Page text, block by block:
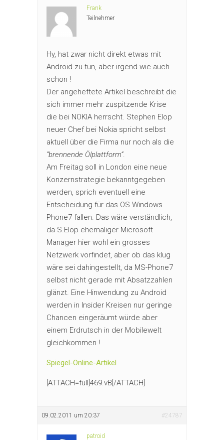
Frank
Teilnehmer
Hy, hat zwar nicht direkt etwas mit
Android zu tun, aber irgend wie auch
schon !
Der angeheftete Artikel beschreibt die
sich immer mehr zuspitzende Krise
die bei NOKIA herrscht. Stephen Elop
neuer Chef bei Nokia spricht selbst
aktuell über die Firma nur noch als die
“brennende Ölplattform”.
Am Freitag soll in London eine neue
Konzernstrategie bekanntgegeben
werden, sprich eventuell eine
Entscheidung für das OS Windows
Phone7 fallen. Das wäre verständlich,
da S.Elop ehemaliger Microsoft
Manager hier wohl ein grosses
Netzwerk vorfindet, aber ob das klug
wäre sei dahingestellt, da MS-Phone7
selbst nicht gerade mit Absatzzahlen
glänzt. Eine Hinwendung zu Android
werden in Insider Kreisen nur geringe
Chancen eingeräumt würde aber
einem Erdrutsch in der Mobilewelt
gleichkommen !
Spiegel-Online-Artikel
[ATTACH=full]469.vB[/ATTACH]
09.02.2011 um 20:37 #24787
patroid